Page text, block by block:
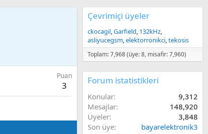
Puan
3
Çevrimiçi üyeler
ckocagil Garfield 132kHz
asliyucegsm elektorronikci tekosis
Toplam: 7,968 (üye: 8, misafir: 7,960)
Forum istatistikleri
Konular
9,312
Mesajlar
148,920
Üyeler
3,848
Son üye
bayarelektronik3